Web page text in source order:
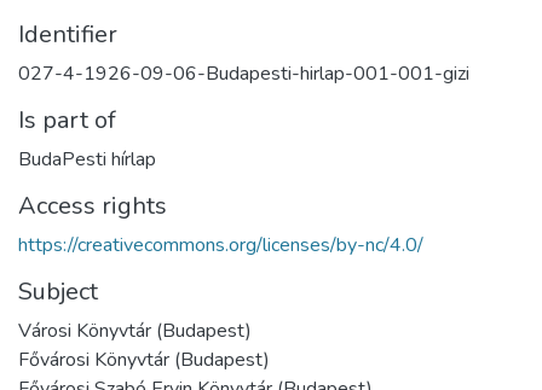
Identifier
027-4-1926-09-06-Budapesti-hirlap-001-001-gizi
Is part of
BudaPesti hírlap
Access rights
https://creativecommons.org/licenses/by-nc/4.0/
Subject
Városi Könyvtár (Budapest)
Fővárosi Könyvtár (Budapest)